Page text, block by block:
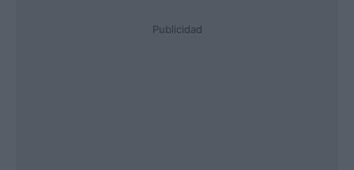
Publicidad